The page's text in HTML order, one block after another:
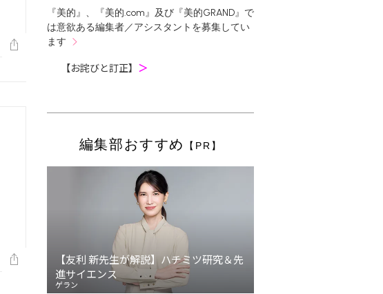
『美的』、『美的.com』及び『美的GRAND』で
は意欲ある編集者／アシスタントを募集してい
ます
【お詫びと訂正】 ＞
編集部おすすめ 【PR】
【友利 新先生が解説】ハチミツ研究＆先
進サイエンス
ゲラン